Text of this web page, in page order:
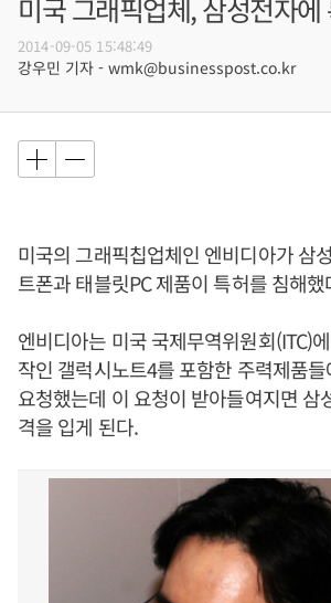
미국 그래픽업체, 삼성전자에
2014-09-05 15:48:49
강우민 기자 - wmk@businesspost.co.kr
미국의 그래픽칩업체인 엔비디아가 삼
트폰과 태블릿PC 제품이 특허를 침해
엔비디아는 미국 국제무역위원회(ITC)
작인 갤럭시노트4를 포함한 주력제품
요청했는데 이 요청이 받아들여지면 삼
격을 입게 된다.